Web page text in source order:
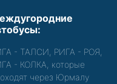
- ТАЛСИ, РИГА - РОЯ,
- КОЛКА, которые
через Юрмалу